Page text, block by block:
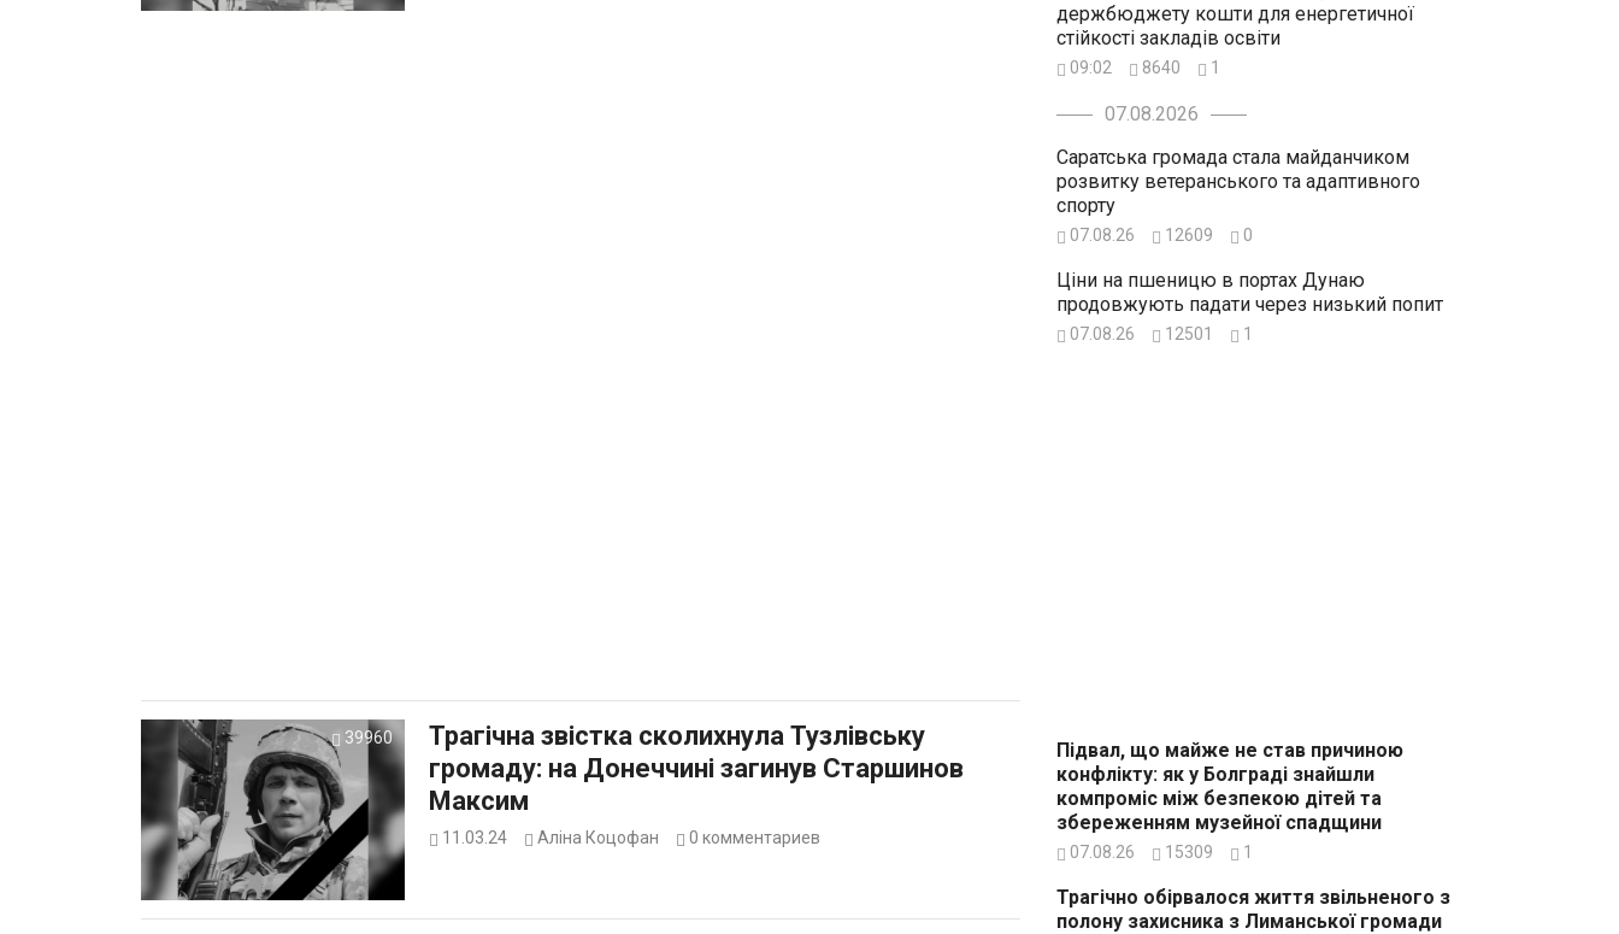
39960
Трагічна звістка сколихнула Тузлівську
громаду: на Донеччині загинув Старшинов
Максим
11.03.24 Аліна Коцофан 0 комментариев
держбюджету кошти для енергетичної
стійкості закладів освіти
09:02 8640 1
07.08.2026
Саратська громада стала майданчиком
розвитку ветеранського та адаптивного
спорту
07.08.26 12609 0
Ціни на пшеницю в портах Дунаю
продовжують падати через низький попит
07.08.26 12501 1
Підвал, що майже не став причиною
конфлікту: як у Болграді знайшли
компроміс між безпекою дітей та
збереженням музейної спадщини
07.08.26 15309 1
Трагічно обірвалося життя звільненого з
полону захисника з Лиманської громади